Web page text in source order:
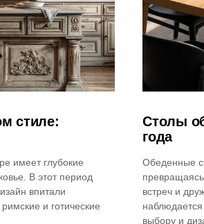
стиле:
имеет глубокие
В этот период
впитали
и готические
Столы
года
Обеденные
встреч и
выбору и